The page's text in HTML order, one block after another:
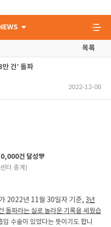
목록
건’ 돌파
2022-12-08
건 달성🎊
터 총계)
2022년 11월 30일자 기준, 3년
돌파라는 실로 놀라운 기록을 세웠습
수술이 있었다는 뜻이기도 합니